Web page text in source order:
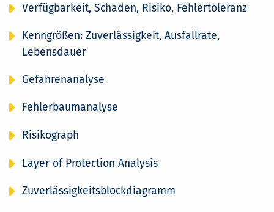
Verfügbarkeit, Schaden, Risiko, Fehlertoleranz
Kenngrößen: Zuverlässigkeit, Ausfallrate,
Lebensdauer
Gefahrenanalyse
Fehlerbaumanalyse
Risikograph
Layer of Protection Analysis
Zuverlässigkeitsblockdiagramm